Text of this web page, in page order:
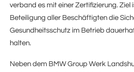
verband es mit einer Zertifizierung. Ziel
Beteiligung aller Beschäftigten die
Gesundheitsschutz im Betrieb
halten.
Neben dem BMW Group Werk